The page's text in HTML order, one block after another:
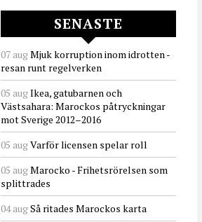
SENASTE
07 augMjuk korruption inom idrotten -
resan runt regelverken
05 augIkea, gatubarnen och
Västsahara: Marockos påtryckningar
mot Sverige 2012–2016
05 augVarför licensen spelar roll
05 augMarocko - Frihetsrörelsen som
splittrades
04 augSå ritades Marockos karta